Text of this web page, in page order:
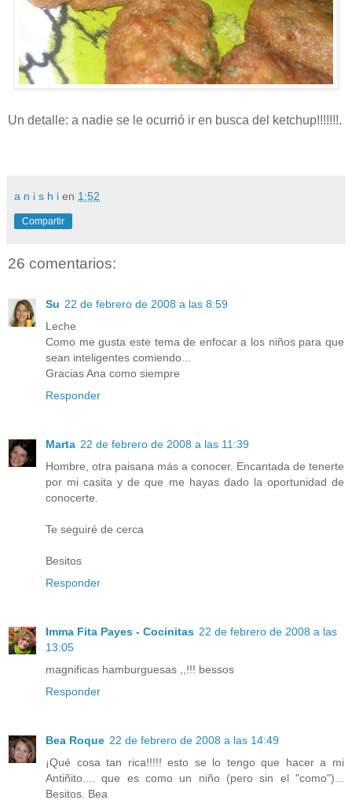
Un detalle: a nadie se le ocurrió ir en busca del ketchup!!!!!!!.
a n i s h i en 1:52
Compartir
26 comentarios:
Su 22 de febrero de 2008 a las 8:59
Leche
Como me gusta este tema de enfocar a los niños para que
sean inteligentes comiendo...
Gracias Ana como siempre
Responder
Marta 22 de febrero de 2008 a las 11:39
Hombre, otra paisana más a conocer. Encantada de tenerte
por mi casita y de que me hayas dado la oportunidad de
conocerte.
Te seguiré de cerca
Besitos
Responder
Imma Fita Payes - Cocinitas 22 de febrero de 2008 a las
13:05
magnificas hamburguesas ,,!!! bessos
Responder
Bea Roque 22 de febrero de 2008 a las 14:49
¡Qué cosa tan rica!!!!! esto se lo tengo que hacer a mi
Antiñito.... que es como un niño (pero sin el "como")...
Besitos. Bea